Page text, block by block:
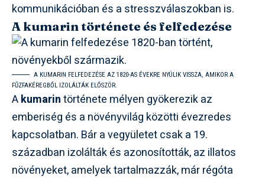
kommunikációban és a stresszválaszokban is.
A kumarin története és felfedezése
A KUMARIN FELFEDEZÉSE AZ 1820-AS ÉVEKRE NYÚLIK VISSZA, AMIKOR A
FŰZFAKÉREGBŐL IZOLÁLTÁK ELŐSZÖR.
Akumarintörténete mélyen gyökerezik az
emberiség és a növényvilág közötti évezredes
kapcsolatban. Bár a vegyületet csak a 19.
században izolálták és azonosították, az illatos
növényeket, amelyek tartalmazzák, már régóta